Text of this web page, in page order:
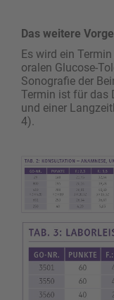
Das weitere
Es wird ein
oralen Glucose-
Sonografie der
Termin ist für das
und einer
4).